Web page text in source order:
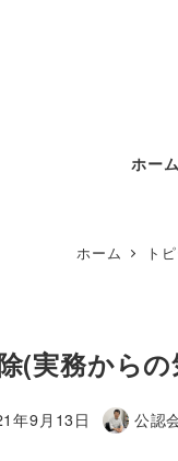
ホーム
ホーム ト
(実務から
年9月13日
著
公認